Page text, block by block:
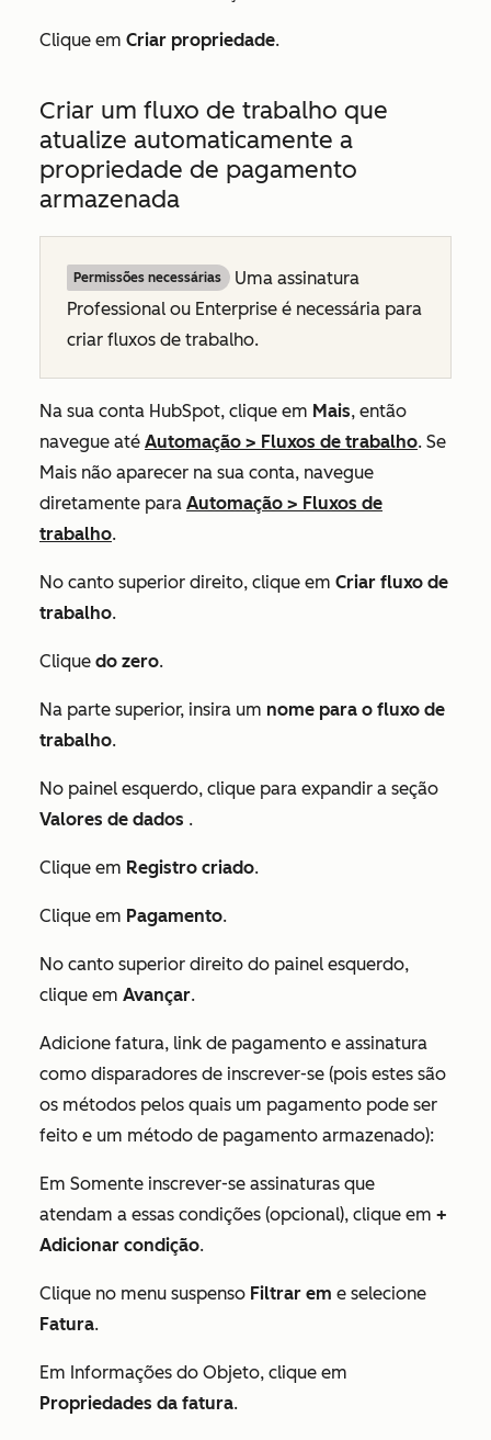
Clique em Criar propriedade.
Criar um fluxo de trabalho que
atualize automaticamente a
propriedade de pagamento
armazenada
Permissões necessárias
Uma assinatura
Professional ou Enterprise é necessária para
criar fluxos de trabalho.
Na sua conta HubSpot, clique em Mais, então
navegue até Automação > Fluxos de trabalho. Se
Mais não aparecer na sua conta, navegue
diretamente para Automação > Fluxos de
trabalho.
No canto superior direito, clique em Criar fluxo de
trabalho.
Clique do zero.
Na parte superior, insira um nome para o fluxo de
trabalho.
No painel esquerdo, clique para expandir a seção
Valores de dados .
Clique em Registro criado.
Clique em Pagamento.
No canto superior direito do painel esquerdo,
clique em Avançar.
Adicione fatura, link de pagamento e assinatura
como disparadores de inscrever-se (pois estes são
os métodos pelos quais um pagamento pode ser
feito e um método de pagamento armazenado):
Em Somente inscrever-se assinaturas que
atendam a essas condições (opcional), clique em +
Adicionar condição.
Clique no menu suspenso Filtrar em e selecione
Fatura.
Em Informações do Objeto, clique em
Propriedades da fatura.